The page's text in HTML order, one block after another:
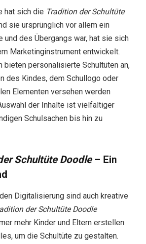
hat sich die Tradition der Schultüte
sie ursprünglich vor allem ein
und des Übergangs war, hat sie sich
Marketinginstrument entwickelt.
bieten personalisierte Schultüten an,
des Kindes, dem Schullogo oder
Elementen versehen werden
der Inhalte ist vielfältiger
Schulsachen bis hin zu
Schultüte Doodle– Ein
Digitalisierung sind auch kreative
der Schultüte Doodle
mehr Kinder und Eltern erstellen
um die Schultüte zu gestalten.